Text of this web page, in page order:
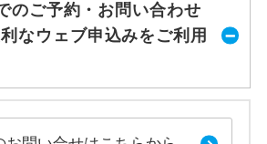
のご予約・お問い合わせ
利なウェブ申込みをご利用